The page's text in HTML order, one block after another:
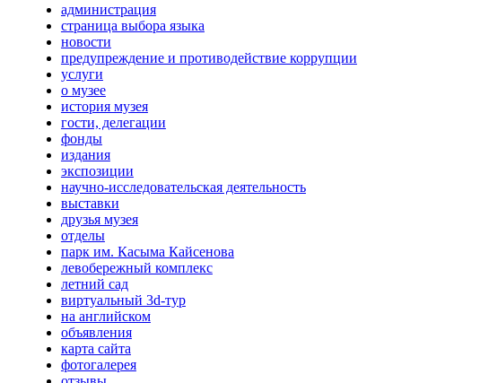
администрация
страница выбора языка
новости
предупреждение и противодействие коррупции
услуги
о музее
история музея
гости, делегации
фонды
издания
экспозиции
научно-исследовательская деятельность
выставки
друзья музея
отделы
парк им. Касыма Кайсенова
левобережный комплекс
летний сад
виртуальный 3d-тур
на английском
объявления
карта сайта
фотогалерея